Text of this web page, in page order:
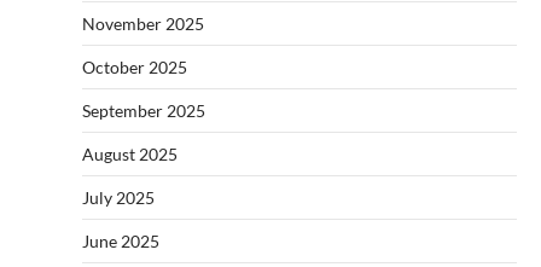
November 2025
October 2025
September 2025
August 2025
July 2025
June 2025